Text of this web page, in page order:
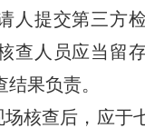
人提交第三方
查人员应当留
果负责。
场核查后，应于